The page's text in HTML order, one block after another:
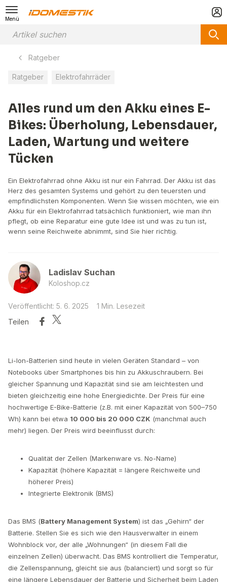
Menü
Ratgeber
Ratgeber Elektrofahrräder
Alles rund um den Akku eines E-
Bikes: Überholung, Lebensdauer,
Laden, Wartung und weitere
Tücken
Ein Elektrofahrrad ohne Akku ist nur ein Fahrrad. Der Akku ist das
Herz des gesamten Systems und gehört zu den teuersten und
empfindlichsten Komponenten. Wenn Sie wissen möchten, wie ein
Akku für ein Elektrofahrrad tatsächlich funktioniert, wie man ihn
pflegt, ob eine Reparatur eine gute Idee ist und was zu tun ist,
wenn seine Reichweite abnimmt, sind Sie hier richtig.
Ladislav Suchan
Koloshop.cz
Veröffentlicht: 5. 6. 2025
1 Min. Lesezeit
Teilen
Li-Ion-Batterien sind heute in vielen Geräten Standard – von
Notebooks über Smartphones bis hin zu Akkuschraubern. Bei
gleicher Spannung und Kapazität sind sie am leichtesten und
bieten gleichzeitig eine hohe Energiedichte. Der Preis für eine
hochwertige E-Bike-Batterie (z.B. mit einer Kapazität von 500–750
Wh) kann bei etwa 10 000 bis 20 000 CZK (manchmal auch
mehr) liegen. Der Preis wird beeinflusst durch:
Qualität der Zellen (Markenware vs. No-Name)
Kapazität (höhere Kapazität = längere Reichweite und
höherer Preis)
Integrierte Elektronik (BMS)
Das BMS (Battery Management System) ist das „Gehirn“ der
Batterie. Stellen Sie es sich wie den Hausverwalter in einem
Wohnblock vor, der alle „Wohnungen“ (in diesem Fall die
einzelnen Zellen) überwacht. Das BMS kontrolliert die Temperatur,
die Zellenspannung, gleicht sie aus (balanciert) und sorgt so für
eine längere Lebensdauer der Batterie und Sicherheit beim Laden